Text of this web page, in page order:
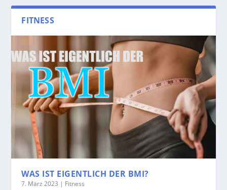
FITNESS
WAS IST EIGENTLICH DER BMI?
7. März 2023 | Fitness